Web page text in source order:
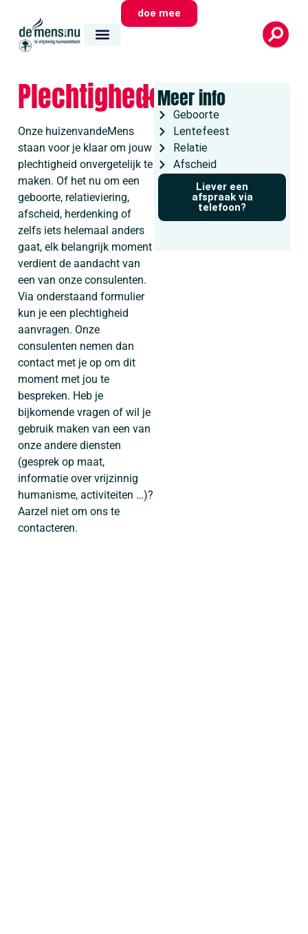
doe mee
Plechtigheden
Onze huizenvandeMens
staan voor je klaar om jouw
plechtigheid onvergetelijk te
maken. Of het nu om een
geboorte, relatieviering,
afscheid, herdenking of
zelfs iets helemaal anders
gaat, elk belangrijk moment
verdient de aandacht van
een van onze consulenten.
Via onderstaand formulier
kun je een plechtigheid
aanvragen. Onze
consulenten nemen dan
contact met je op om dit
moment met jou te
bespreken. Heb je
bijkomende vragen of wil je
gebruik maken van een van
onze andere diensten
(gesprek op maat,
informatie over vrijzinnig
humanisme, activiteiten …)?
Aarzel niet om ons te
contacteren.
Meer info
Geboorte
Lentefeest
Relatie
Afscheid
Liever een
afspraak via
telefoon?